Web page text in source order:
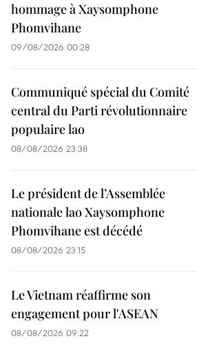
hommage à Xaysomphone
Phomvihane
09/08/2026 00:28
Communiqué spécial du Comité
central du Parti révolutionnaire
populaire lao
08/08/2026 23:38
Le président de l’Assemblée
nationale lao Xaysomphone
Phomvihane est décédé
08/08/2026 23:15
Le Vietnam réaffirme son
engagement pour l'ASEAN
08/08/2026 09:22